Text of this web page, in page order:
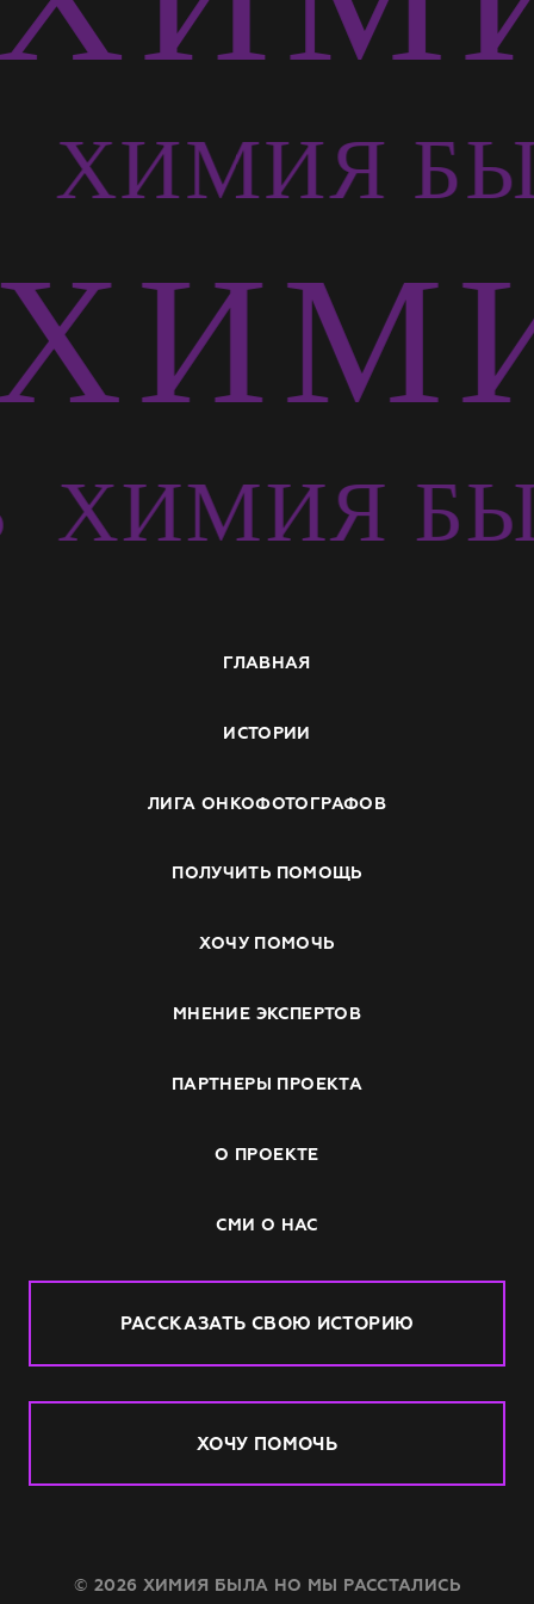
ХИМИЯ
ХИМИЯ
ГЛАВНАЯ
ИСТОРИИ
ЛИГА ОНКОФОТОГРАФОВ
ПОЛУЧИТЬ ПОМОЩЬ
ХОЧУ ПОМОЧЬ
МНЕНИЕ ЭКСПЕРТОВ
ПАРТНЕРЫ ПРОЕКТА
О ПРОЕКТЕ
СМИ О НАС
РАССКАЗАТЬ СВОЮ ИСТОРИЮ
ХОЧУ ПОМОЧЬ
© 2026 ХИМИЯ БЫЛА НО МЫ РАССТАЛИСЬ